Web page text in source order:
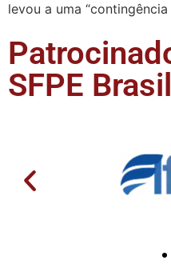
levou a uma
SFPE Brasil